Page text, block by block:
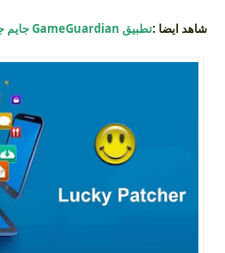
شاهد ايضا :تطبيق GameGuardian جايم جارديان لتهكير الالعاب اخر اصدار